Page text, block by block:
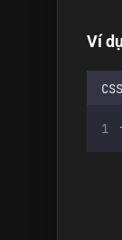
Ví
CSS